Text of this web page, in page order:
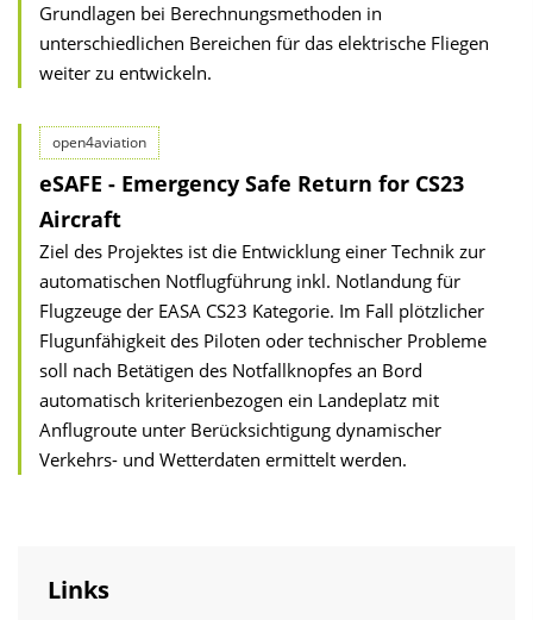
Grundlagen bei Berechnungsmethoden in
unterschiedlichen Bereichen für das elektrische Fliegen
weiter zu entwickeln.
open4aviation
eSAFE - Emergency Safe Return for CS23
Aircraft
Ziel des Projektes ist die Entwicklung einer Technik zur
automatischen Notflugführung inkl. Notlandung für
Flugzeuge der EASA CS23 Kategorie. Im Fall plötzlicher
Flugunfähigkeit des Piloten oder technischer Probleme
soll nach Betätigen des Notfallknopfes an Bord
automatisch kriterienbezogen ein Landeplatz mit
Anflugroute unter Berücksichtigung dynamischer
Verkehrs- und Wetterdaten ermittelt werden.
Links